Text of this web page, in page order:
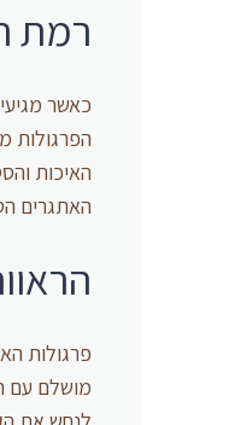
רמת
כאשר
הפרגולות
האיכות
האתגרים
פרגולות
מושלם עם